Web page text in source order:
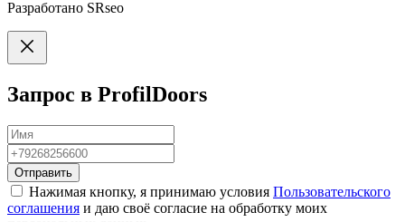
Разработано SRseo
Запрос в ProfilDoors
Отправить
Нажимая кнопку, я принимаю условия Пользовательского
соглашения и даю своё согласие на обработку моих